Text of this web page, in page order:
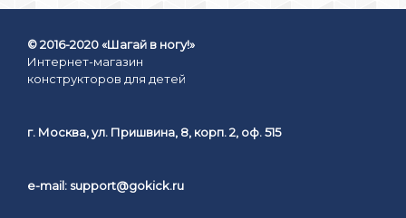
© 2016-2020 «Шагай в ногу!»
Интернет-магазин
конструкторов для детей
г. Москва, ул. Пришвина, 8, корп. 2, оф. 515
e-mail: support@gokick.ru